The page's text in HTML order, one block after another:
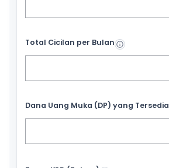
Total Cicilan per Bulan
Dana Uang Muka (DP) yang Tersedia